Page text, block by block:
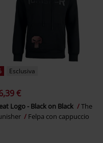
Esclusiva
€
Logo - Black on Black
The
Felpa con cappuccio